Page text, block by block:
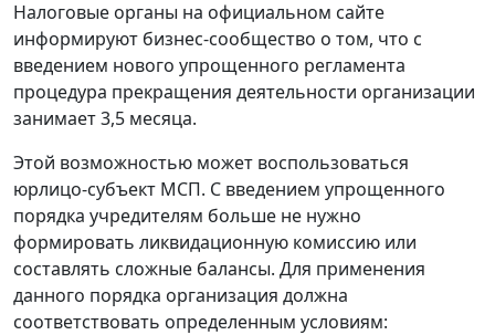
Налоговые органы на официальном сайте
информируют бизнес-сообщество о том, что с
введением нового упрощенного регламента
процедура прекращения деятельности организации
занимает 3,5 месяца.
Этой возможностью может воспользоваться
юрлицо-субъект МСП. С введением упрощенного
порядка учредителям больше не нужно
формировать ликвидационную комиссию или
составлять сложные балансы. Для применения
данного порядка организация должна
соответствовать определенным условиям: